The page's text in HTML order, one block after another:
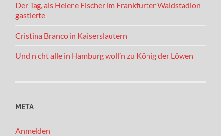
Der Tag, als Helene Fischer im Frankfurter Waldstadion
gastierte
Cristina Branco in Kaiserslautern
Und nicht alle in Hamburg woll’n zu König der Löwen
META
Anmelden